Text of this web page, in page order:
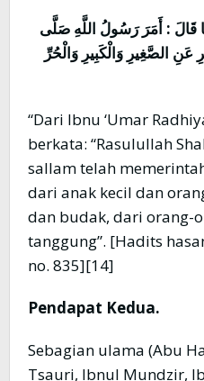
قَالَ : أَمَرَ رَسُولُ اللَّهِ صَلَّى
الصَّغِيرِ وَالْكَبِيرِ وَالْحُرِّ
“Dari Ibnu ‘Umar
berkata: “Rasulullah
sallam telah
dari anak kecil dan
dan budak, dari orang-
tanggung”. [Hadits
no. 835][14]
Pendapat Kedua.
Sebagian ulama (Abu
Tsauri, Ibnul Mundzir,